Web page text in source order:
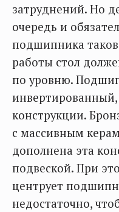
затруднений. Но
очередь и
подшипника
работы стол
по уровню.
конструкции.
с массивным
дополнена эта
подвеской. При
центрует
недостаточно,